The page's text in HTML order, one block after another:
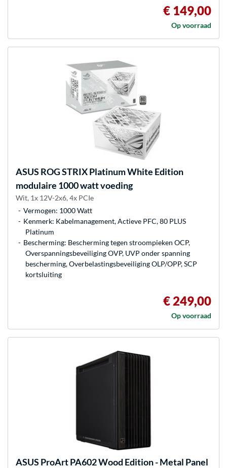
€ 149,00
Op voorraad
ASUS ROG STRIX Platinum White Edition
modulaire 1000 watt voeding
Wit, 1x 12V-2x6, 4x PCIe
Vermogen: 1000 Watt
Kenmerk: Kabelmanagement, Actieve PFC, 80 PLUS
Platinum
Bescherming: Bescherming tegen stroompieken OCP,
Overspanningsbeveiliging OVP, UVP onder spanning
bescherming, Overbelastingsbeveiliging OLP/OPP, SCP
kortsluiting
€ 249,00
Op voorraad
ASUS ProArt PA602 Wood Edition - Metal Panel